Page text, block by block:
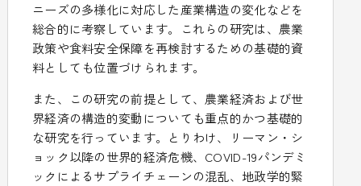
ニーズの多様化に対応した産業構造の変化などを
総合的に考察しています。これらの研究は、農業
政策や食料安全保障を再検討するための基礎的資
料としても位置づけられます。
また、この研究の前提として、農業経済および世
界経済の構造的変動についても重点的かつ基礎的
な研究を行っています。とりわけ、リーマン・シ
ョック以降の世界的経済危機、COVID-19パンデミ
ックによるサプライチェーンの混乱、地政学的緊